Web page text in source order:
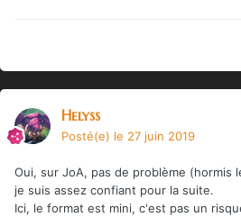
Helyss
Posté(e) le 27 juin 2019
Oui, sur JoA, pas de problème (hormis
je suis assez confiant pour la suite.
Ici, le format est mini, c'est pas un